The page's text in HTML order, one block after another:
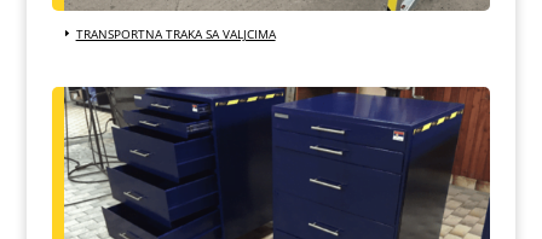
TRANSPORTNA TRAKA SA VALJCIMA